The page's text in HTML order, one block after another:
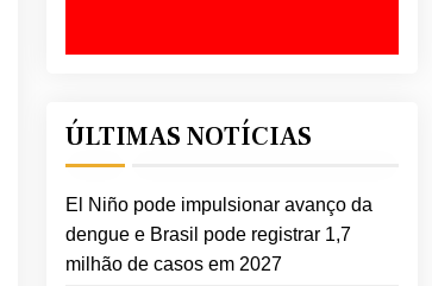
ÚLTIMAS NOTÍCIAS
El Niño pode impulsionar avanço da
dengue e Brasil pode registrar 1,7
milhão de casos em 2027